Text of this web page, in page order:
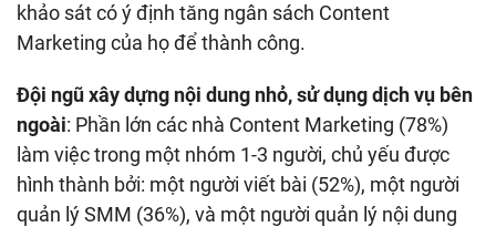
khảo sát có ý định tăng ngân sách Content
Marketing của họ để thành công.
Đội ngũ xây dựng nội dung nhỏ, sử dụng dịch vụ bên
ngoài: Phần lớn các nhà Content Marketing (78%)
làm việc trong một nhóm 1-3 người, chủ yếu được
hình thành bởi: một người viết bài (52%), một người
quản lý SMM (36%), và một người quản lý nội dung